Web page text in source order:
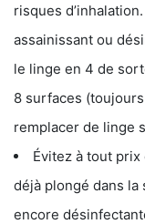
risques
assainissant ou
le linge en 4 de
8 surfaces
remplacer de linge
Évitez à tout
déjà plongé dans
encore